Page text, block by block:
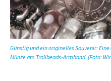
Günstig und ein originelles Souvenir:
Münze am Trollbeads-Armband. (Foto: